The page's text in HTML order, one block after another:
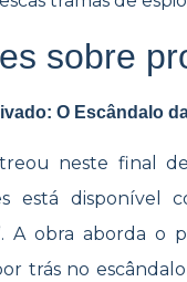
sobre
O Escândalo
neste final
está disponível
A obra aborda o
trás no